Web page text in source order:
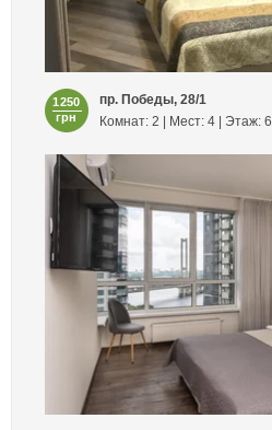
1250
грн
пр. Победы, 28/1
Комнат: 2 | Мест: 4 | Этаж: 6